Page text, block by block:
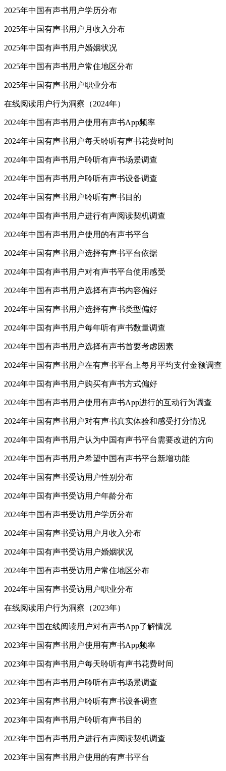
2025年中国有声书用户学历分布
2025年中国有声书用户月收入分布
2025年中国有声书用户婚姻状况
2025年中国有声书用户常住地区分布
2025年中国有声书用户职业分布
在线阅读用户行为洞察（2024年）
2024年中国有声书用户使用有声书App频率
2024年中国有声书用户每天聆听有声书花费时间
2024年中国有声书用户聆听有声书场景调查
2024年中国有声书用户聆听有声书设备调查
2024年中国有声书用户聆听有声书目的
2024年中国有声书用户进行有声阅读契机调查
2024年中国有声书用户使用的有声书平台
2024年中国有声书用户选择有声书平台依据
2024年中国有声书用户对有声书平台使用感受
2024年中国有声书用户选择有声书内容偏好
2024年中国有声书用户选择有声书类型偏好
2024年中国有声书用户每年听有声书数量调查
2024年中国有声书用户选择有声书首要考虑因素
2024年中国有声书用户在有声书平台上每月平均支付金额调查
2024年中国有声书用户购买有声书方式偏好
2024年中国有声书用户使用有声书App进行的互动行为调查
2024年中国有声书用户对有声书真实体验和感受打分情况
2024年中国有声书用户认为中国有声书平台需要改进的方向
2024年中国有声书用户希望中国有声书平台新增功能
2024年中国有声书受访用户性别分布
2024年中国有声书受访用户年龄分布
2024年中国有声书受访用户学历分布
2024年中国有声书受访用户月收入分布
2024年中国有声书受访用户婚姻状况
2024年中国有声书受访用户常住地区分布
2024年中国有声书受访用户职业分布
在线阅读用户行为洞察（2023年）
2023年中国在线阅读用户对有声书App了解情况
2023年中国有声书用户使用有声书App频率
2023年中国有声书用户每天聆听有声书花费时间
2023年中国有声书用户聆听有声书场景调查
2023年中国有声书用户聆听有声书设备调查
2023年中国有声书用户聆听有声书目的
2023年中国有声书用户进行有声阅读契机调查
2023年中国有声书用户使用的有声书平台